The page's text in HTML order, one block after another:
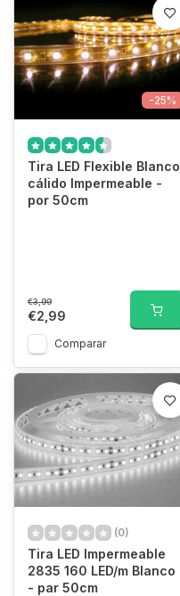
-25%
Tira LED Flexible Blanco
cálido Impermeable -
por 50cm
€3,99
€2,99
Comparar
(0)
Tira LED Impermeable
2835 160 LED/m Blanco
- par 50cm